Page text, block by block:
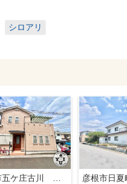
シロアリ
宇治市五ケ庄古川 オーナーチェンジ 中古戸建
彦根市日